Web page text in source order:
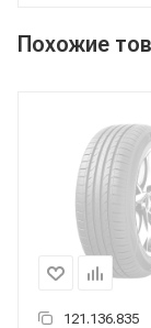
Похожие
121.136.835